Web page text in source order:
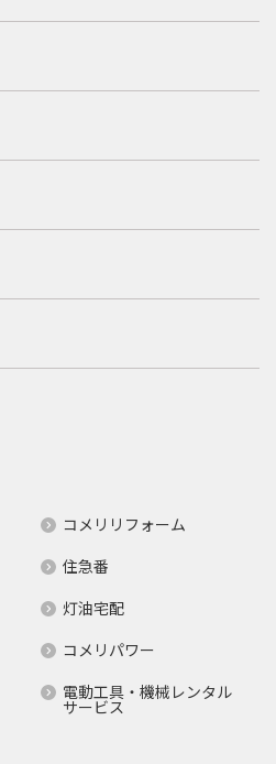
コメリリフォーム
住急番
灯油宅配
コメリパワー
電動工具・機械レンタル
サービス